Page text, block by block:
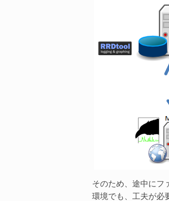
そのため、途中にフ
環境でも、工夫が必